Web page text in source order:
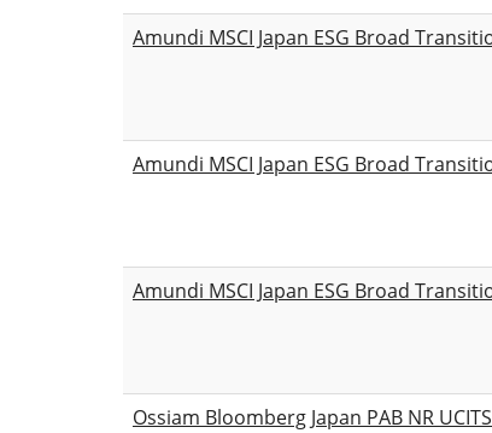
Amundi MSCI Japan ESG Broad
Amundi MSCI Japan ESG Broad
Amundi MSCI Japan ESG Broad
Ossiam Bloomberg Japan PAB NR UCITS